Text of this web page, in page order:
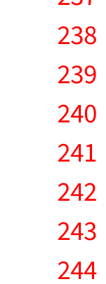
238
239
240
241
242
243
244